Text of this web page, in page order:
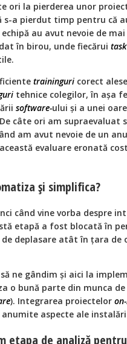
ori la pierderea unor
s-a pierdut timp pentru că
au avut nevoie de
în birou, unde fiecărui task
traininguri corect
tehnice colegilor, în aşa
software-ului şi a unei
câte ori am supraevaluat
am avut nevoie de un
evaluare eronată
și simplifica?
când vine vorba despre
etapă a fost blocată în
deplasare atât în ţara de
ne gândim şi aici la
o bună parte din munca de
). Integrarea proiectelor
aspecte ale
etapa de analiză